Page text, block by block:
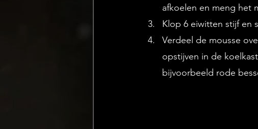
afkoelen en meng het
Klop 6 eiwitten stijf en
Verdeel de mousse
opstijven in de
bijvoorbeeld rode